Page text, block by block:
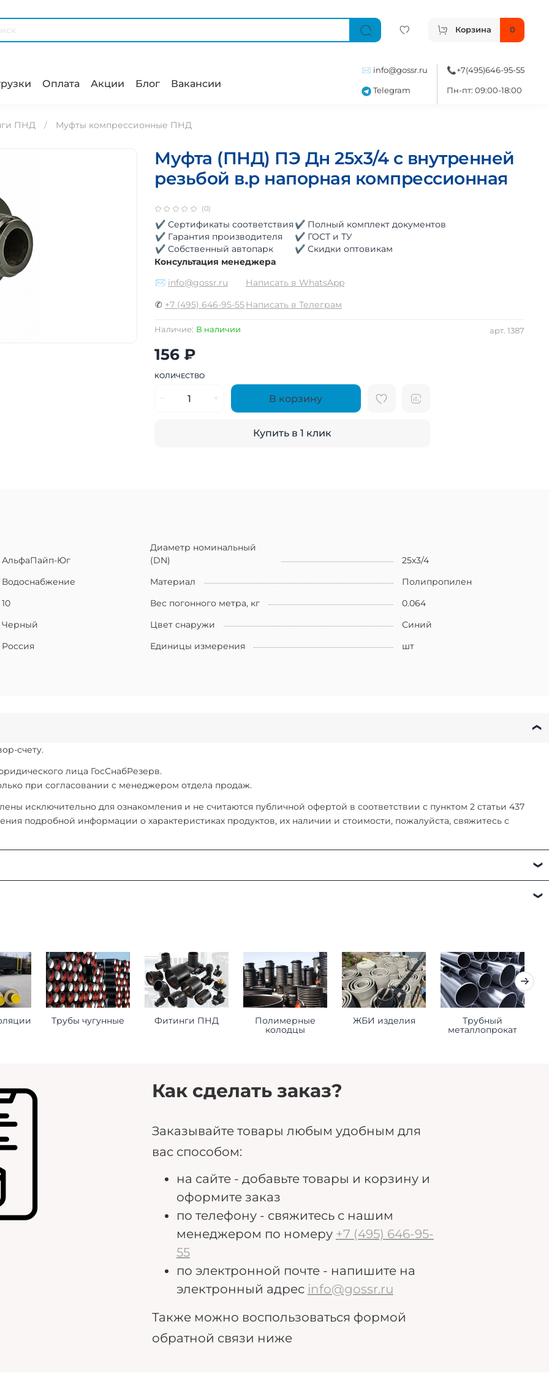
Корзина 0
Оплата Акции Блог Вакансии
✉️ info@gossr.ru
Telegram
📞+7(495)646-95-55
Пн-пт: 09:00-18:00
ПНД Муфты компрессионные ПНД
(0)
арт. 1387
Наличие: В наличии
Муфта (ПНД) ПЭ Дн 25х3/4 с внутренней
резьбой в.р напорная компрессионная
156 ₽
КОЛИЧЕСТВО
В корзину
Купить в 1 клик
✔ Сертификаты соответствия ✔ Полный комплект документов
✔ Гарантия производителя
✔ ГОСТ и ТУ
✔ Собственный автопарк
✔ Скидки оптовикам
Консультация менеджера
✉ info@gossr.ru
Написать в WhatsApp
✆ +7 (495) 646-95-55Написать в Телеграм
АльфаПайп-Юг
Диаметр номинальный
(DN)
25х3/4
Водоснабжение Материал
Полипропилен
10 Вес погонного метра, кг
0.064
Черный Цвет снаружи
Синий
Россия Единицы измерения шт
счету.
лица ГосСнабРезерв.
при согласовании с менеджером отдела продаж.
исключительно для ознакомления и не считаются публичной офертой в соответствии с пунктом 2 статьи 437
подробной информации о характеристиках продуктов, их наличии и стоимости, пожалуйста, свяжитесь с
заказа
нам следующую информацию при оформлении заказа:
будет принимать груз на месте доставки.
Трубы чугунные Фитинги ПНД
Полимерные
колодцы
ЖБИ изделия
Трубный
металлопрокат
Как сделать заказ?
Заказывайте товары любым удобным для
вас способом:
на сайте - добавьте товары и корзину и
оформите заказ
по телефону - свяжитесь с нашим
менеджером по номеру +7 (495) 646-95-
55
по электронной почте - напишите на
электронный адрес info@gossr.ru
Также можно воспользоваться формой
обратной связи ниже